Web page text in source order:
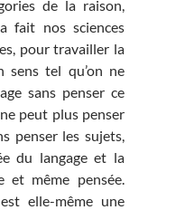
de la raison,
fait nos sciences
pour travailler la
sens tel qu’on ne
sans penser ce
peut plus penser
penser les sujets,
du langage et la
et même pensée.
elle-même une